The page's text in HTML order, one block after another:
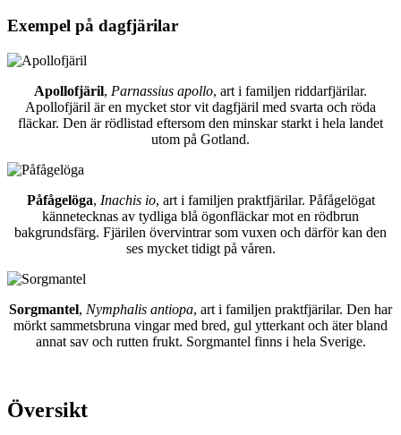
Exempel på dagfjärilar
Apollofjäril, Parnassius apollo, art i familjen riddarfjärilar.
Apollofjäril är en mycket stor vit dagfjäril med svarta och röda
fläckar. Den är rödlistad eftersom den minskar starkt i hela landet
utom på Gotland.
Påfågelöga, Inachis io, art i familjen praktfjärilar. Påfågelögat
kännetecknas av tydliga blå ögonfläckar mot en rödbrun
bakgrundsfärg. Fjärilen övervintrar som vuxen och därför kan den
ses mycket tidigt på våren.
Sorgmantel, Nymphalis antiopa, art i familjen praktfjärilar. Den har
mörkt sammetsbruna vingar med bred, gul ytterkant och äter bland
annat sav och rutten frukt. Sorgmantel finns i hela Sverige.
Översikt